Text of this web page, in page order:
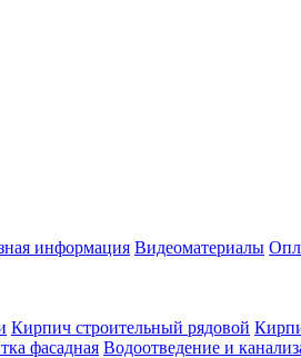
информация Видеоматериалы
Кирпич строительный рядовой
фасадная Водоотведение и